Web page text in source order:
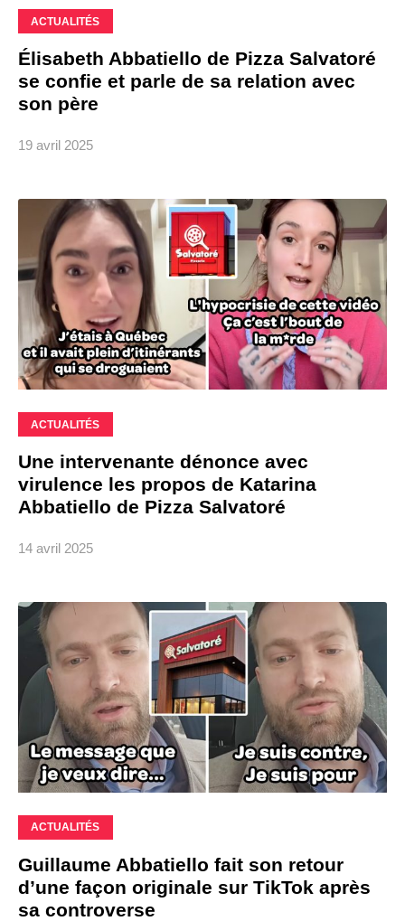
ACTUALITÉS
Élisabeth Abbatiello de Pizza Salvatoré
se confie et parle de sa relation avec
son père
19 avril 2025
ACTUALITÉS
Une intervenante dénonce avec
virulence les propos de Katarina
Abbatiello de Pizza Salvatoré
14 avril 2025
ACTUALITÉS
Guillaume Abbatiello fait son retour
d’une façon originale sur TikTok après
sa controverse